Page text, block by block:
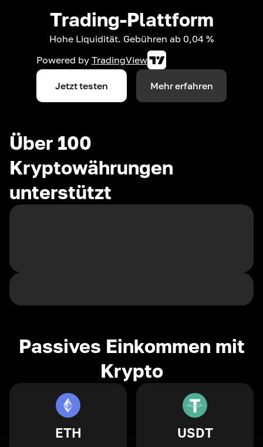
Trading-Plattform
Hohe Liquidität. Gebühren ab 0,04 %
Powered by TradingView
Jetzt testen Mehr erfahren
Über 100
Kryptowährungen
unterstützt
Passives Einkommen mit
Krypto
ETH USDT